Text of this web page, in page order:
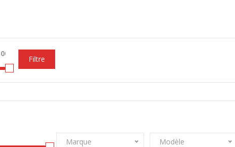
Filtre
Marque Modèle